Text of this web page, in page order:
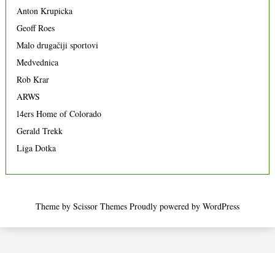
Anton Krupicka
Geoff Roes
Malo drugačiji sportovi
Medvednica
Rob Krar
ARWS
14ers Home of Colorado
Gerald Trekk
Liga Dotka
Theme by Scissor Themes Proudly powered by WordPress